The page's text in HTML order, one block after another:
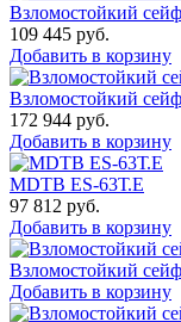
Взломостойкий
109 445 руб.
Добавить в корзину
Взломостойкий
172 944 руб.
Добавить в корзину
MDTB ES-63Т.Е
97 812 руб.
Добавить в корзину
Взломостойкий
Добавить в корзину